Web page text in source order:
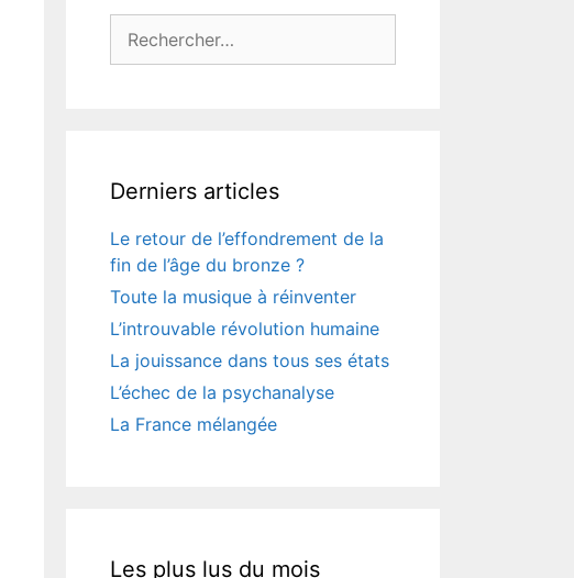
Derniers articles
Le retour de l’effondrement de la
fin de l’âge du bronze ?
Toute la musique à réinventer
L’introuvable révolution humaine
La jouissance dans tous ses états
L’échec de la psychanalyse
La France mélangée
Les plus lus du mois